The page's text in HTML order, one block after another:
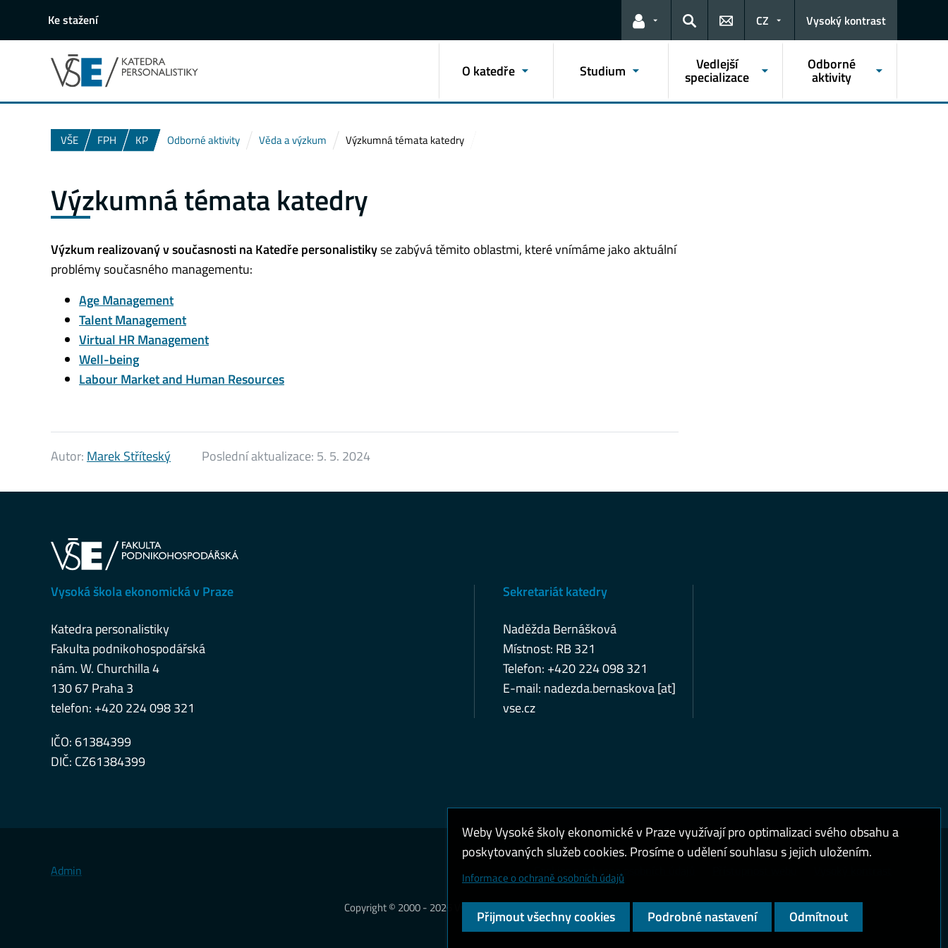
Ke stažení
Odkazy pro uživatele
Hledat
CZ Vysoký kontrast
O katedře Studium Vedlejší
specializace
Odborné
aktivity
VŠE FPH KP Odborné aktivity Věda a výzkum Výzkumná témata katedry
Výzkumná témata katedry
Výzkum realizovaný v současnosti na Katedře personalistikyse zabývá těmito oblastmi, které vnímáme jako aktuální
problémy současného managementu:
Age Management
Talent Management
Virtual HR Management
Well-being
Labour Market and Human Resources
Autor: Marek Stříteský Poslední aktualizace: 5. 5. 2024
Vysoká škola ekonomická v Praze
Katedra personalistiky
Fakulta podnikohospodářská
nám. W. Churchilla 4
130 67 Praha 3
telefon: +420 224 098 321
IČO: 61384399
DIČ: CZ61384399
Sekretariát katedry
Naděžda Bernášková
Místnost: RB 321
Telefon: +420 224 098 321
E-mail: nadezda.bernaskova [at]
vse.cz
Admin Cookies a ochrana osobních údajů
Copyright © 2000 - 2026 Vysoká škola ekonomická v Praze
Weby Vysoké školy ekonomické v Praze využívají pro optimalizaci svého obsahu a
poskytovaných služeb cookies. Prosíme o udělení souhlasu s jejich uložením.
Informace o ochraně osobních údajů
Přijmout všechny cookies Podrobné nastavení Odmítnout